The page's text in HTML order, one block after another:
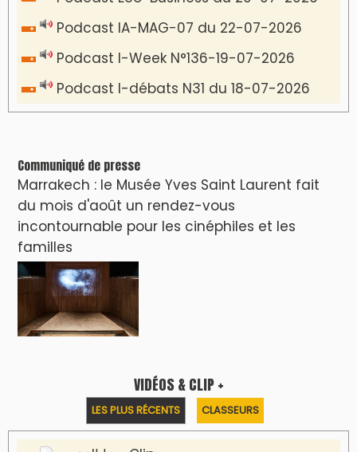
VIDÉOS & CLIP +
LES PLUS RÉCENTS CLASSEURS
دِيمَا المَغرِب Clip
🎵Bulldozer Blues
Clip : 🎵 LE BLUES DE L'IA
🎵 Ormuzera bien, qui ormuzera le
dernier
Reportages
Nizar Baraka préside à Marrakech une
l’équité territoriale